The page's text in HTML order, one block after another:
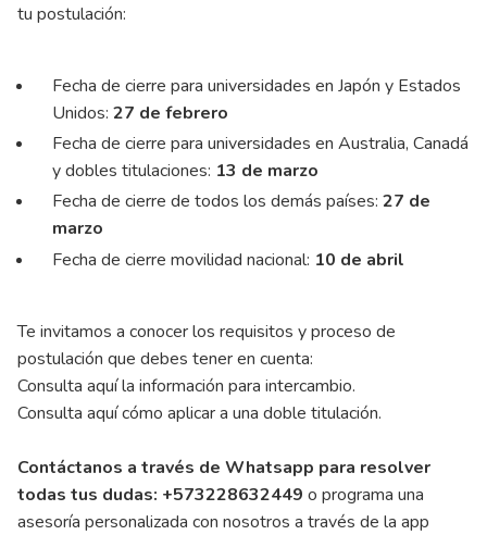
tu postulación:
Fecha de cierre para universidades en Japón y Estados
Unidos: 27 de febrero
Fecha de cierre para universidades en Australia, Canadá
y dobles titulaciones: 13 de marzo
Fecha de cierre de todos los demás países: 27 de
marzo
Fecha de cierre movilidad nacional: 10 de abril
Te invitamos a conocer los requisitos y proceso de
postulación que debes tener en cuenta:
Consulta aquí la información para intercambio.
Consulta aquí cómo aplicar a una doble titulación.
Contáctanos a través de Whatsapp para resolver
todas tus dudas: +573228632449 o programa una
asesoría personalizada con nosotros a través de la app